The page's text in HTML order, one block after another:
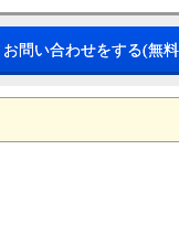
お問い合わせをする(無